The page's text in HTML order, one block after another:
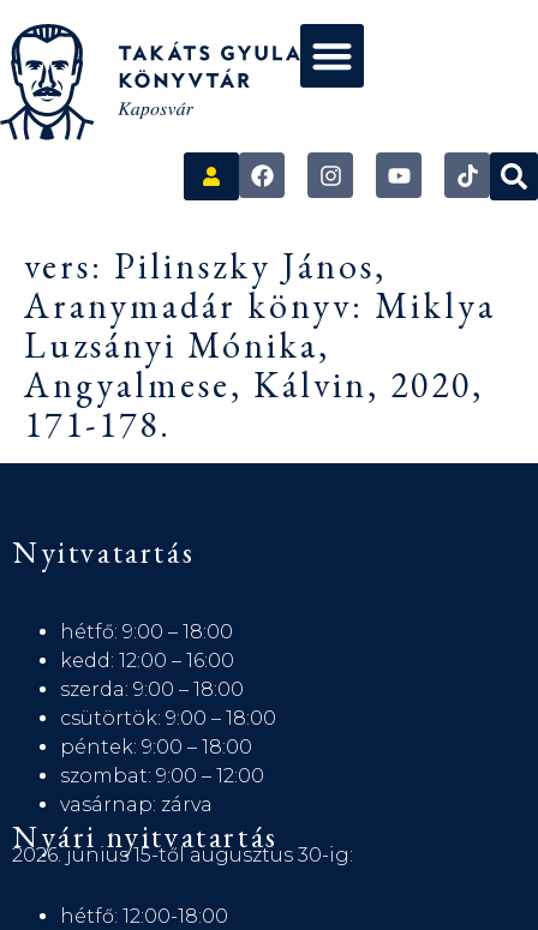
vers: Pilinszky János,
Aranymadár könyv: Miklya
Luzsányi Mónika,
Angyalmese, Kálvin, 2020,
171-178.
Nyitvatartás
hétfő: 9:00 – 18:00
kedd: 12:00 – 16:00
szerda: 9:00 – 18:00
csütörtök: 9:00 – 18:00
péntek: 9:00 – 18:00
szombat: 9:00 – 12:00
vasárnap: zárva
Nyári nyitvatartás
2026. június 15-től augusztus 30-ig:
hétfő: 12:00-18:00